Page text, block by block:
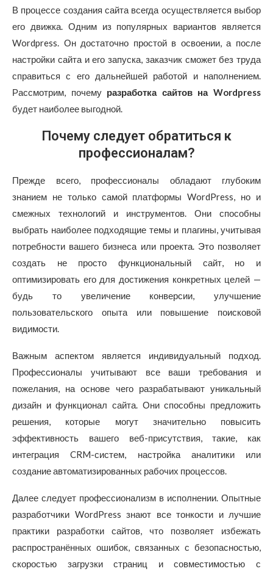
В процессе создания сайта всегда осуществляется выбор
его движка. Одним из популярных вариантов является
Wordpress. Он достаточно простой в освоении, а после
настройки сайта и его запуска, заказчик сможет без труда
справиться с его дальнейшей работой и наполнением.
Рассмотрим, почему разработка сайтов на Wordpress
будет наиболее выгодной.
Почему следует обратиться к
профессионалам?
Прежде всего, профессионалы обладают глубоким
знанием не только самой платформы WordPress, но и
смежных технологий и инструментов. Они способны
выбрать наиболее подходящие темы и плагины, учитывая
потребности вашего бизнеса или проекта. Это позволяет
создать не просто функциональный сайт, но и
оптимизировать его для достижения конкретных целей —
будь то увеличение конверсии, улучшение
пользовательского опыта или повышение поисковой
видимости.
Важным аспектом является индивидуальный подход.
Профессионалы учитывают все ваши требования и
пожелания, на основе чего разрабатывают уникальный
дизайн и функционал сайта. Они способны предложить
решения, которые могут значительно повысить
эффективность вашего веб-присутствия, такие, как
интеграция CRM-систем, настройка аналитики или
создание автоматизированных рабочих процессов.
Далее следует профессионализм в исполнении. Опытные
разработчики WordPress знают все тонкости и лучшие
практики разработки сайтов, что позволяет избежать
распространённых ошибок, связанных с безопасностью,
скоростью загрузки страниц и совместимостью с